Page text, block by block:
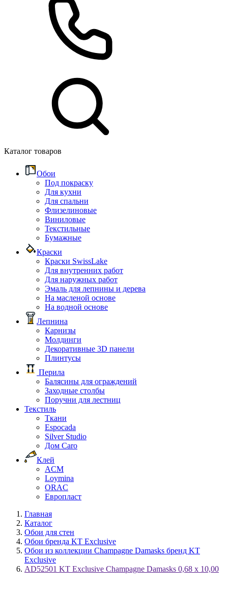
Каталог товаров
Обои
Под покраску
Для кухни
Для спальни
Флизелиновые
Виниловые
Текстильные
Бумажные
Краски
Краски SwissLake
Для внутренних работ
Для наружных работ
Эмаль для лепнины и дерева
На масленой основе
На водной основе
Лепнина
Карнизы
Молдинги
Декоративные 3D панели
Плинтусы
Перила
Балясины для ограждений
Заходные столбы
Поручни для лестниц
Текстиль
Ткани
Espocada
Silver Studio
Дом Caro
Клей
ACM
Loymina
ORAC
Европласт
Главная
Каталог
Обои для стен
Обои бренда KT Exclusive
Обои из коллекции Champagne Damasks бренд KT
Exclusive
AD52501 KT Exclusive Champagne Damasks 0,68 x 10,00